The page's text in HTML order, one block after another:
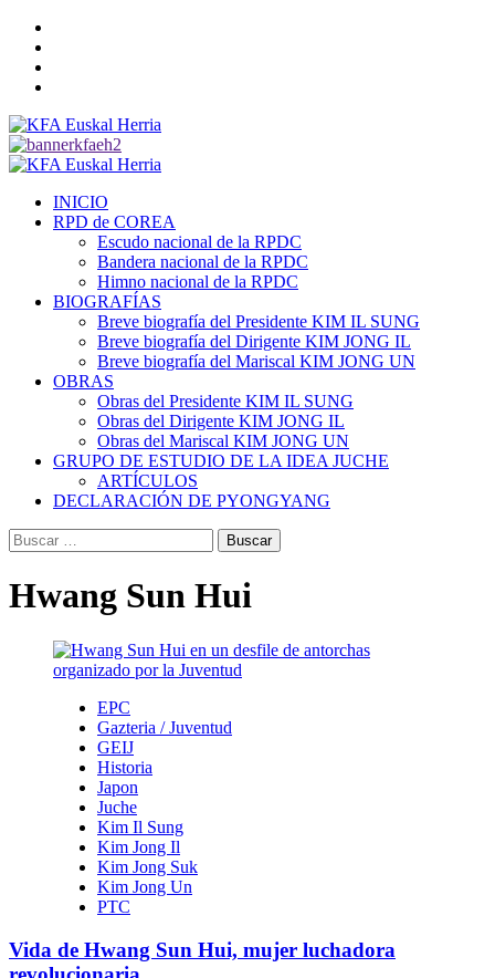
Saltar
contenido
Menú
INICIO
RPD de COREA
Escudo nacional de la RPDC
Bandera nacional de la RPDC
Himno nacional de la RPDC
BIOGRAFÍAS
Breve biografía del Presidente KIM IL SUNG
Breve biografía del Dirigente KIM JONG IL
Breve biografía del Mariscal KIM JONG UN
OBRAS
Obras del Presidente KIM IL SUNG
Obras del Dirigente KIM JONG IL
Obras del Mariscal KIM JONG UN
GRUPO DE ESTUDIO DE LA IDEA JUCHE
ARTÍCULOS
DECLARACIÓN DE PYONGYANG
Buscar:
Hwang Sun Hui
EPC
Gazteria / Juventud
GEIJ
Historia
Japon
Juche
Kim Il Sung
Kim Jong Il
Kim Jong Suk
Kim Jong Un
PTC
Vida de Hwang Sun Hui, mujer luchadora